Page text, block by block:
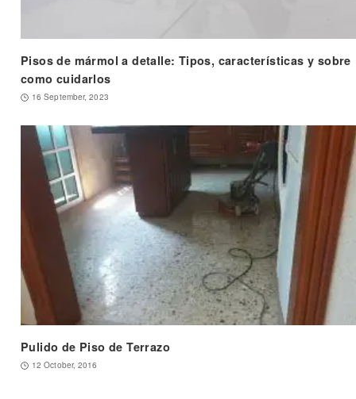
Pisos de mármol a detalle: Tipos, características y sobre
como cuidarlos
16 September, 2023
Pulido de Piso de Terrazo
12 October, 2016